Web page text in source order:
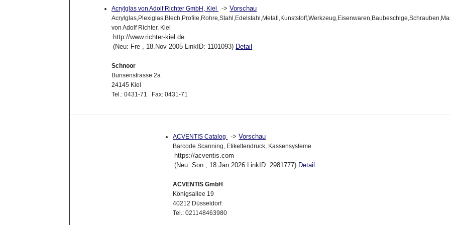
Acrylglas von Adolf Richter GmbH, Kiel ->Vorschau
von Adolf Richter, Kiel
http://www.richter-kiel.de
(Neu: Fre , 18.Nov 2005 LinkID: 1101093) Detail
Schnoor
Bunsenstrasse 2a
24145 Kiel
Tel.: 0431-71 Fax: 0431-71
ACVENTIS Catalog ->Vorschau
Barcode Scanning, Etikettendruck, Kassensysteme
https://acventis.com
(Neu: Son , 18.Jan 2026 LinkID: 2981777) Detail
ACVENTIS GmbH
Königsallee 19
40212 Düsseldorf
Tel.: 021148463980